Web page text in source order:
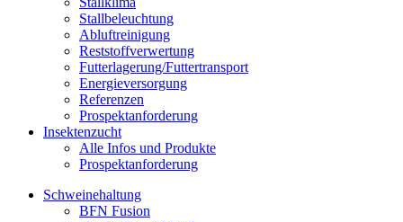
Stallbeleuchtung
Abluftreinigung
Reststoffverwertung
Futterlagerung/Futtertransport
Energieversorgung
Referenzen
Prospektanforderung
Insektenzucht
Alle Infos und Produkte
Prospektanforderung
Schweinehaltung
BFN Fusion